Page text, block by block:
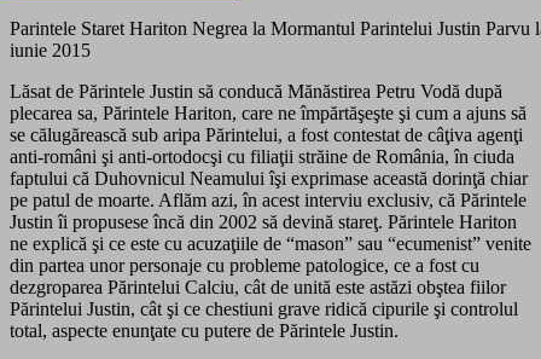
Parintele Staret Hariton Negrea la Mormantul Parintelui Justin Parvu
iunie 2015
Lăsat de Părintele Justin să conducă Mănăstirea Petru Vodă după
plecarea sa, Părintele Hariton, care ne împărtăşeşte şi cum a ajuns să
se călugărească sub aripa Părintelui, a fost contestat de câţiva agenţi
anti-români şi anti-ortodocşi cu filiaţii străine de România, în ciuda
faptului că Duhovnicul Neamului îşi exprimase această dorinţă chiar
pe patul de moarte. Aflăm azi, în acest interviu exclusiv, că Părintele
Justin îi propusese încă din 2002 să devină stareţ. Părintele Hariton
ne explică şi ce este cu acuzaţiile de “mason” sau “ecumenist” venite
din partea unor personaje cu probleme patologice, ce a fost cu
dezgroparea Părintelui Calciu, cât de unită este astăzi obştea fiilor
Părintelui Justin, cât şi ce chestiuni grave ridică cipurile şi controlul
total, aspecte enunţate cu putere de Părintele Justin.